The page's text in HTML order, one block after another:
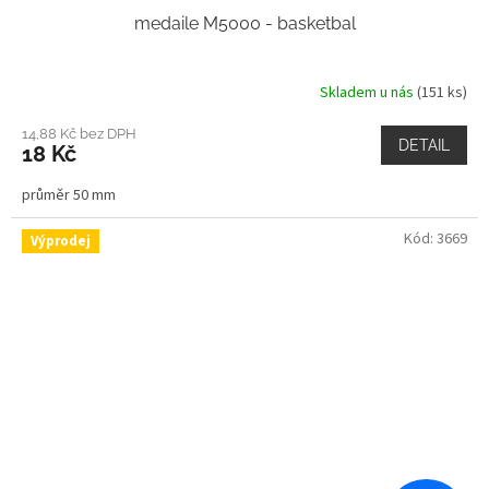
medaile M5000 - basketbal
Skladem u nás (151 ks)
14,88 Kč bez DPH
18 Kč DETAIL
průměr 50 mm
Výprodej Kód: 3669